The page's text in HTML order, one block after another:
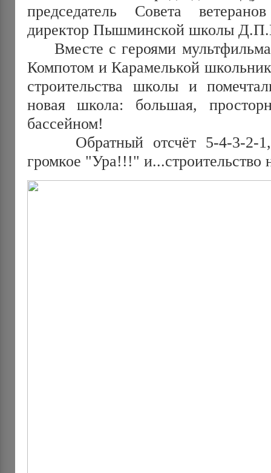
председатель Совета
директор Пышминской школы
Вместе с героями
Компотом и Карамелькой
строительства школы и
новая школа: большая,
бассейном!
Обратный отсчёт 5-4-3-2-1,
громкое "Ура!!!"